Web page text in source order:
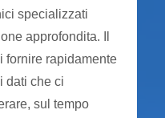
specializzati
approfondita. Il
fornire rapidamente
dati che ci
sul tempo